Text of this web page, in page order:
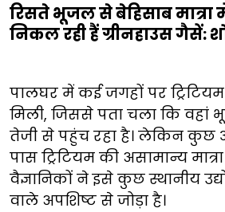
रिसते भूजल से बेहिसाब मात्रा
निकल रही हैं ग्रीनहाउस गैसें:
पालघर में कई जगहों पर ट्रिटियम
मिली, जिससे पता चला कि वहां
तेजी से पहुंच रहा है। लेकिन कुछ
पास ट्रिटियम की असामान्य
वैज्ञानिकों ने इसे कुछ स्थानीय
वाले अपशिष्ट से जोड़ा है।